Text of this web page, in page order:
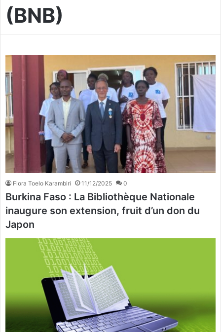
(BNB)
Flora Toelo Karambiri 11/12/2025 0
Burkina Faso : La Bibliothèque Nationale
inaugure son extension, fruit d’un don du
Japon